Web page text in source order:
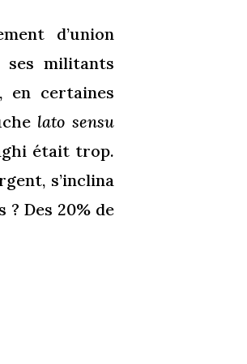
d’union
ses militants
en certaines
lato sensu
était trop.
s’inclina
Des 20% de